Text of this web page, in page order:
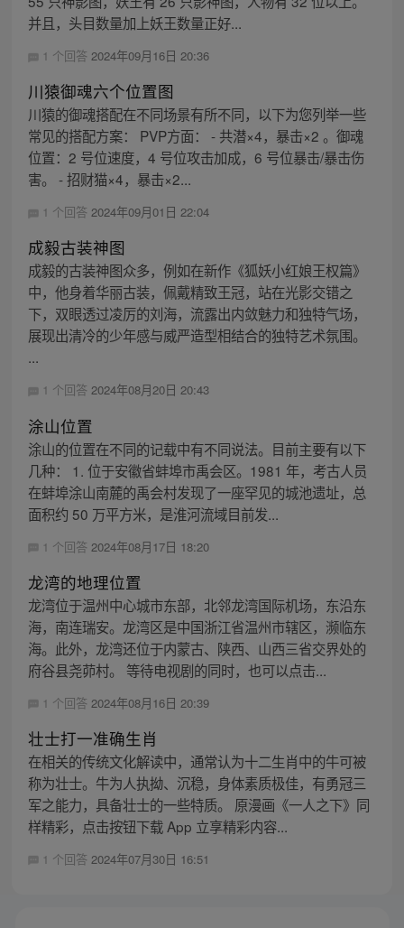
并且，头目数量加上妖王数量正好...
1 个回答 2024年09月16日 20:36
川猿御魂六个位置图
川猿的御魂搭配在不同场景有所不同，以下为您列举一些
常见的搭配方案： PVP方面： - 共潜×4，暴击×2 。御魂
位置：2 号位速度，4 号位攻击加成，6 号位暴击/暴击伤
害。 - 招财猫×4，暴击×2...
1 个回答 2024年09月01日 22:04
成毅古装神图
成毅的古装神图众多，例如在新作《狐妖小红娘王权篇》
中，他身着华丽古装，佩戴精致王冠，站在光影交错之
下，双眼透过凌厉的刘海，流露出内敛魅力和独特气场，
展现出清冷的少年感与威严造型相结合的独特艺术氛围。
...
1 个回答 2024年08月20日 20:43
涂山位置
涂山的位置在不同的记载中有不同说法。目前主要有以下
几种： 1. 位于安徽省蚌埠市禹会区。1981 年，考古人员
在蚌埠涂山南麓的禹会村发现了一座罕见的城池遗址，总
面积约 50 万平方米，是淮河流域目前发...
1 个回答 2024年08月17日 18:20
龙湾的地理位置
龙湾位于温州中心城市东部，北邻龙湾国际机场，东沿东
海，南连瑞安。龙湾区是中国浙江省温州市辖区，濒临东
海。此外，龙湾还位于内蒙古、陕西、山西三省交界处的
府谷县尧茆村。 等待电视剧的同时，也可以点击...
1 个回答 2024年08月16日 20:39
壮士打一准确生肖
在相关的传统文化解读中，通常认为十二生肖中的牛可被
称为壮士。牛为人执拗、沉稳，身体素质极佳，有勇冠三
军之能力，具备壮士的一些特质。 原漫画《一人之下》同
样精彩，点击按钮下载 App 立享精彩内容...
1 个回答 2024年07月30日 16:51